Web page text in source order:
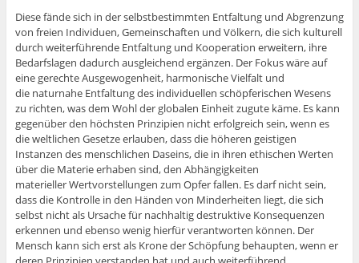
Diese fände sich in der selbstbestimmten Entfaltung und Abgrenzung
von freien Individuen, Gemeinschaften und Völkern, die sich kulturell
durch weiterführende Entfaltung und Kooperation erweitern, ihre
Bedarfslagen dadurch ausgleichend ergänzen. Der Fokus wäre auf
eine gerechte Ausgewogenheit, harmonische Vielfalt und
die naturnahe Entfaltung des individuellen schöpferischen Wesens
zu richten, was dem Wohl der globalen Einheit zugute käme. Es kann
gegenüber den höchsten Prinzipien nicht erfolgreich sein, wenn es
die weltlichen Gesetze erlauben, dass die höheren geistigen
Instanzen des menschlichen Daseins, die in ihren ethischen Werten
über die Materie erhaben sind, den Abhängigkeiten
materieller Wertvorstellungen zum Opfer fallen. Es darf nicht sein,
dass die Kontrolle in den Händen von Minderheiten liegt, die sich
selbst nicht als Ursache für nachhaltig destruktive Konsequenzen
erkennen und ebenso wenig hierfür verantworten können. Der
Mensch kann sich erst als Krone der Schöpfung behaupten, wenn er